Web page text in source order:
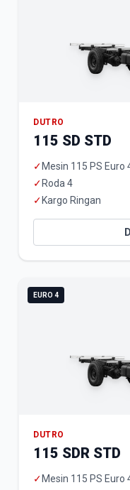
DUTRO
115 SD STD
✓ Mesin 115 PS Euro
✓ Roda 4
✓ Kargo Ringan
EURO 4
DUTRO
115 SDR STD
✓ Mesin 115 PS Euro